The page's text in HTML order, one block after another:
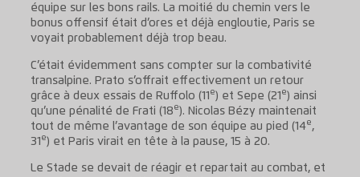
équipe sur les bons rails. La moitié du chemin vers le
bonus offensif était d’ores et déjà engloutie, Paris se
voyait probablement déjà trop beau.
C’était évidemment sans compter sur la combativité
transalpine. Prato s’offrait effectivement un retour
grâce à deux essais de Ruffolo (11 e) et Sepe (21 e) ainsi
qu’une pénalité de Frati (18e). Nicolas Bézy maintenait
tout de même l’avantage de son équipe au pied (14e,
31 e) et Paris virait en tête à la pause, 15 à 20.
Le Stade se devait de réagir et repartait au combat, et